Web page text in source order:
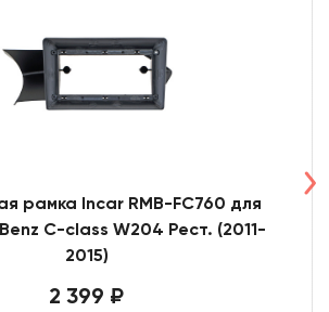
рамка Incar RMB-FC760 для
C-class W204 Рест. (2011-
2015)
2 399 ₽